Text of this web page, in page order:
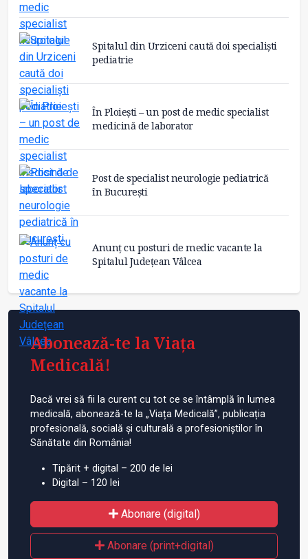
Spitalul din Urziceni caută doi specialiști
pediatrie
În Ploiești – un post de medic specialist
medicină de laborator
Post de specialist neurologie pediatrică
în București
Anunț cu posturi de medic vacante la
Spitalul Județean Vâlcea
Abonează-te la Viața
Medicală!
Dacă vrei să fii la curent cu tot ce se întâmplă în lumea
medicală, abonează-te la „Viața Medicală”, publicația
profesională, socială și culturală a profesioniștilor în
Sănătate din România!
Tipărit + digital – 200 de lei
Digital – 120 lei
Abonare (digital)
Abonare (print+digital)